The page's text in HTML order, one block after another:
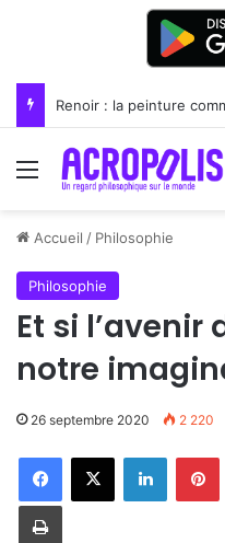
Renoir : la peinture
Menu
Accueil / Philosophie
Philosophie
Et si
notre
26 septembre 2020 2 220
Linkedin
Imprimer